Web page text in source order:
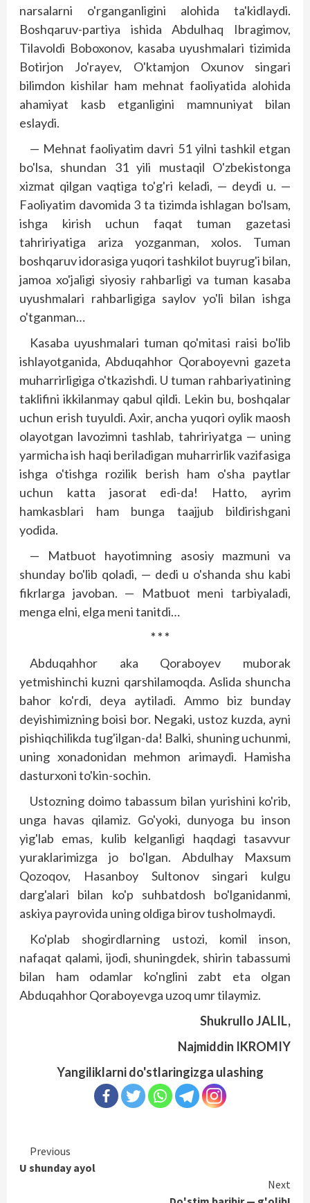
narsalarni o'rganganligini alohida ta'kidlaydi.
Boshqaruv-partiya ishida Abdulhaq Ibragimov,
Tilavoldi Boboxonov, kasaba uyushmalari tizimida
Botirjon Jo'rayev, O'ktamjon Oxunov singari
bilimdon kishilar ham mehnat faoliyatida alohida
ahamiyat kasb etganligini mamnuniyat bilan
eslaydi.
— Mehnat faoliyatim davri 51 yilni tashkil etgan
bo'lsa, shundan 31 yili mustaqil O'zbekistonga
xizmat qilgan vaqtiga to'g'ri keladi, — deydi u. —
Faoliyatim davomida 3 ta tizimda ishlagan bo'lsam,
ishga kirish uchun faqat tuman gazetasi
tahririyatiga ariza yozganman, xolos. Tuman
boshqaruv idorasiga yuqori tashkilot buyrug'i bilan,
jamoa xo'jaligi siyosiy rahbarligi va tuman kasaba
uyushmalari rahbarligiga saylov yo'li bilan ishga
o'tganman…
Kasaba uyushmalari tuman qo'mitasi raisi bo'lib
ishlayotganida, Abduqahhor Qoraboyevni gazeta
muharrirligiga o'tkazishdi. U tuman rahbariyatining
taklifini ikkilanmay qabul qildi. Lekin bu, boshqalar
uchun erish tuyuldi. Axir, ancha yuqori oylik maosh
olayotgan lavozimni tashlab, tahririyatga — uning
yarmicha ish haqi beriladigan muharrirlik vazifasiga
ishga o'tishga rozilik berish ham o'sha paytlar
uchun katta jasorat edi-da! Hatto, ayrim
hamkasblari ham bunga taajjub bildirishgani
yodida.
— Matbuot hayotimning asosiy mazmuni va
shunday bo'lib qoladi, — dedi u o'shanda shu kabi
fikrlarga javoban. — Matbuot meni tarbiyaladi,
menga elni, elga meni tanitdi…
* * *
Abduqahhor aka Qoraboyev muborak
yetmishinchi kuzni qarshilamoqda. Aslida shuncha
bahor ko'rdi, deya aytiladi. Ammo biz bunday
deyishimizning boisi bor. Negaki, ustoz kuzda, ayni
pishiqchilikda tug'ilgan-da! Balki, shuning uchunmi,
uning xonadonidan mehmon arimaydi. Hamisha
das­turxoni to'kin-sochin.
Ustozning doimo tabassum bilan yurishini ko'rib,
unga havas qilamiz. Go'yoki, dunyoga bu inson
yig'lab emas, kulib kelganligi haqdagi tasavvur
yuraklarimizga jo bo'lgan. Abdulhay Maxsum
Qozoqov, Hasanboy Sultonov singari kulgu
darg'alari bilan ko'p suhbatdosh bo'lganidanmi,
askiya payrovida uning oldiga birov tusholmaydi.
Ko'plab shogirdlarning ustozi, komil inson,
nafaqat qalami, ijodi, shuningdek, shirin tabassumi
bilan ham odamlar ko'nglini zabt eta olgan
Abduqahhor Qoraboyevga uzoq umr tilaymiz.
Shukrullo JALIL,
Najmiddin IKROMIY
Yangiliklarni do'stlaringizga ulashing
Continue
Reading
Previous
U shunday ayol
Next